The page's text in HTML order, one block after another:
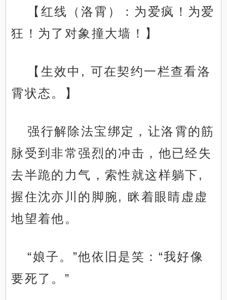
【红线（洛霄）：为爱疯！为爱
狂！为了对象撞大墙！】
【生效中, 可在契约一栏查看洛
霄状态。】
强行解除法宝绑定，让洛霄的筋
脉受到非常强烈的冲击，他已经失
去半跪的力气，索性就这样躺下,
握住沈亦川的脚腕, 眯着眼睛虚虚
地望着他。
“娘子。”他依旧是笑：“我好像
要死了。”